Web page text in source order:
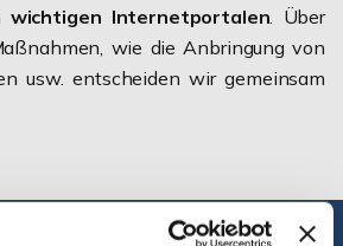
wichtigen Internetportalen. Über
wie die Anbringung von
usw. entscheiden wir gemeinsam